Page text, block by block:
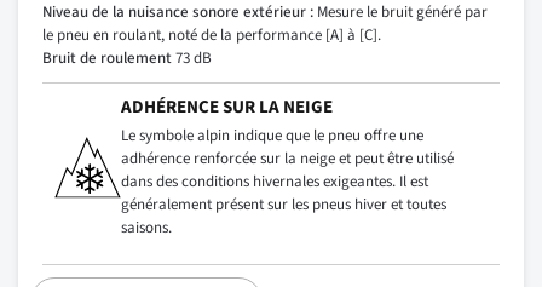
Niveau de la nuisance sonore extérieur : Mesure le bruit généré par
le pneu en roulant, noté de la performance [A] à [C].
Bruit de roulement73 dB
ADHÉRENCE SUR LA NEIGE
Le symbole alpin indique que le pneu offre une
adhérence renforcée sur la neige et peut être utilisé
dans des conditions hivernales exigeantes. Il est
généralement présent sur les pneus hiver et toutes
saisons.